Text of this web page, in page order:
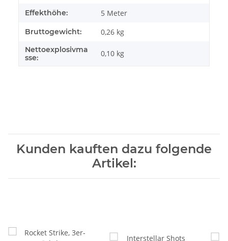
Effekthöhe: 5 Meter
Bruttogewicht: 0,26 kg
Nettoexplosivma
sse:
0,10 kg
Kunden kauften dazu folgende
Artikel: